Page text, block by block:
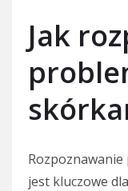
Jak
jest kluczowe